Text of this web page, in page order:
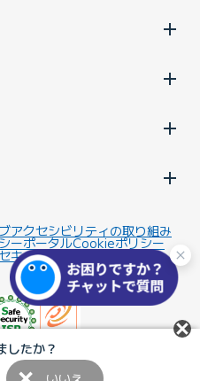
したか？
アクセシビリティの取り組み
ーポータルCookieポリシー
キュリティ基本方針